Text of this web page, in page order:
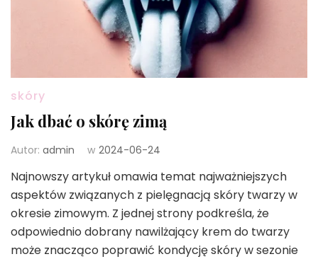
skóry
Jak dbać o skórę zimą
Autor: admin w 2024-06-24
Najnowszy artykuł omawia temat najważniejszych
aspektów związanych z pielęgnacją skóry twarzy w
okresie zimowym. Z jednej strony podkreśla, że
odpowiednio dobrany nawilżający krem do twarzy
może znacząco poprawić kondycję skóry w sezonie